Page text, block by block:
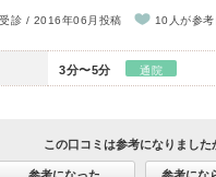
診 / 2016年06月投稿 10人が参考
3分〜5分 通院
この口コミは参考になりました